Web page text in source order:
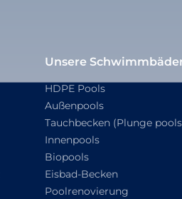
Unsere
HDPE Pools
Außenpools
Tauchbecken (Plunge
Innenpools
Biopools
Eisbad-Becken
Poolrenovierung